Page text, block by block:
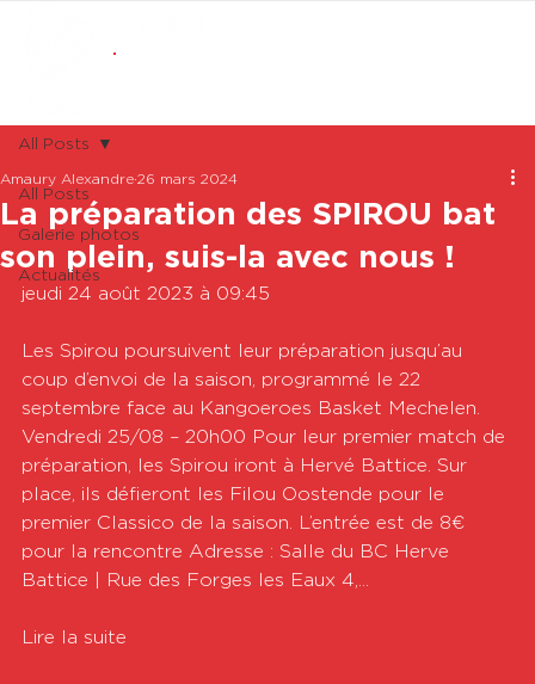
All Posts
Galerie photos
Actualités
All Posts
La préparation des SPIROU bat
son plein, suis-la avec nous !
Amaury Alexandre 26 mars 2024
jeudi 24 août 2023 à 09:45
Les Spirou poursuivent leur préparation jusqu’au
coup d’envoi de la saison, programmé le 22
septembre face au Kangoeroes Basket Mechelen.
Vendredi 25/08 – 20h00 Pour leur premier match de
préparation, les Spirou iront à Hervé Battice. Sur
place, ils défieront les Filou Oostende pour le
premier Classico de la saison. L’entrée est de 8€
pour la rencontre Adresse : Salle du BC Herve
Battice | Rue des Forges les Eaux 4,...
Lire la suite